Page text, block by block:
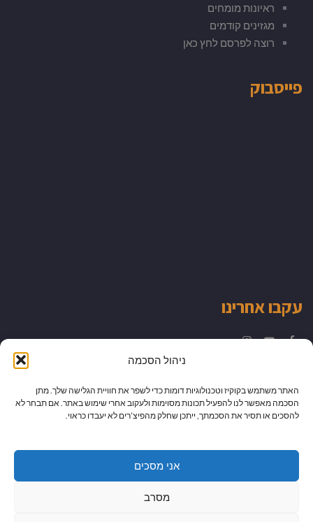
ניהול הסכמה
האתר משתמש בקוקיז וטכנולוגיות דומות כדי לשפר את חוויית הגלישה שלך. מתן
הסכמה מאפשר לנו להפעיל תכונות מסוימות ולעקוב אחרי שימוש באתר. אם תבחר לא
להסכים או תסיר את הסכמתך, ייתכן שחלק מהפיצ’רים לא יעבדו כראוי.
אני מסכים
מסרב
ראיונות מומחים
מגזינים קודמים
רוצה לפרסם לחץ כאן
פייסבוק
עקבו אחרינו